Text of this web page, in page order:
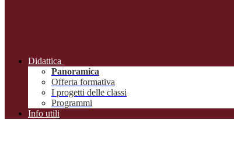
Didattica
Panoramica
Offerta formativa
I progetti delle classi
Programmi
Info utili